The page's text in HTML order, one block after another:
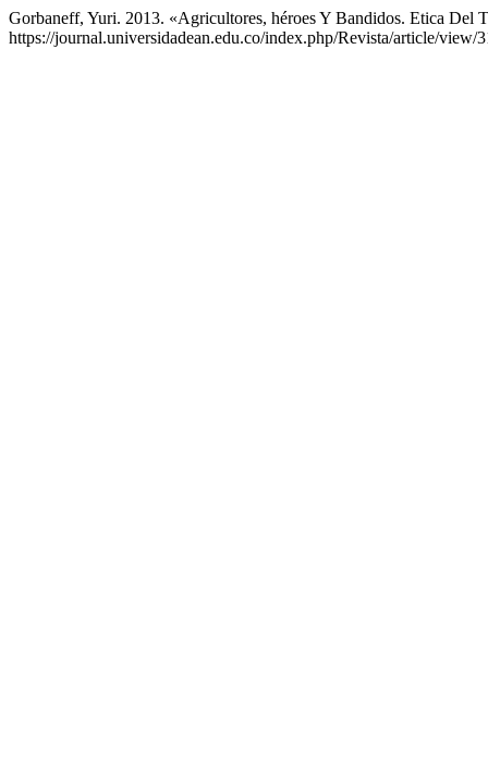
Gorbaneff, Yuri. 2013. «Agricultores, héroes Y Bandidos. Etica Del
https://journal.universidadean.edu.co/index.php/Revista/article/view/